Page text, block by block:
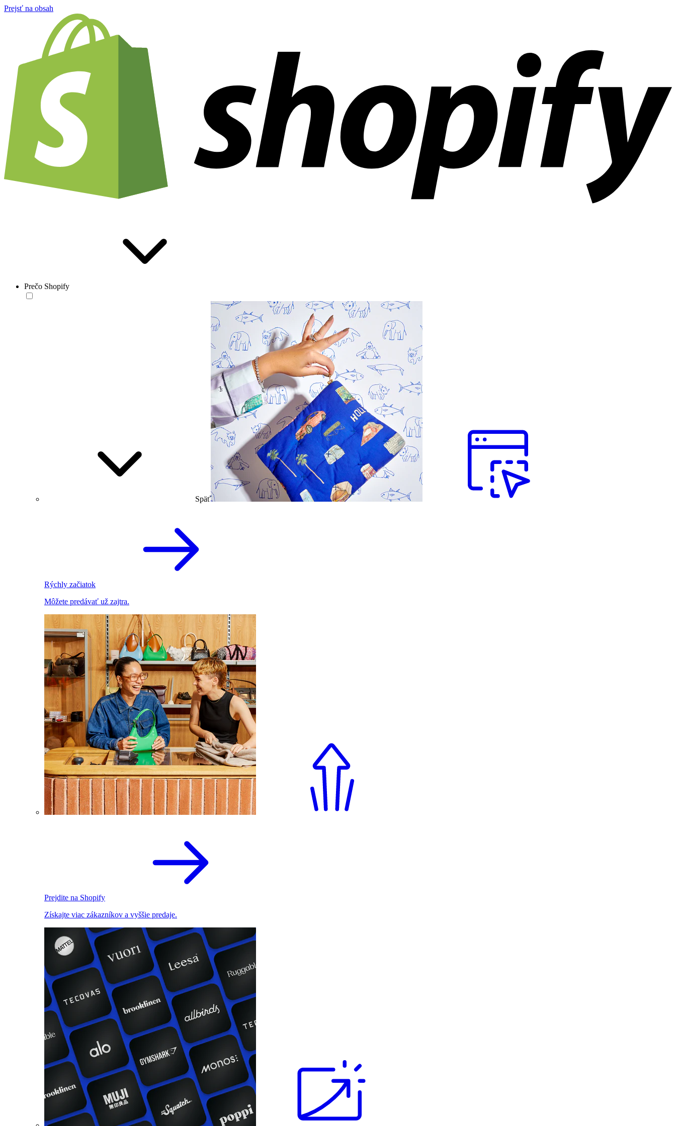
Prejsť na obsah
Prečo Shopify
Späť
Rýchly začiatok
Môžete predávať už zajtra.
Prejdite na Shopify
Získajte viac zákazníkov a vyššie predaje.